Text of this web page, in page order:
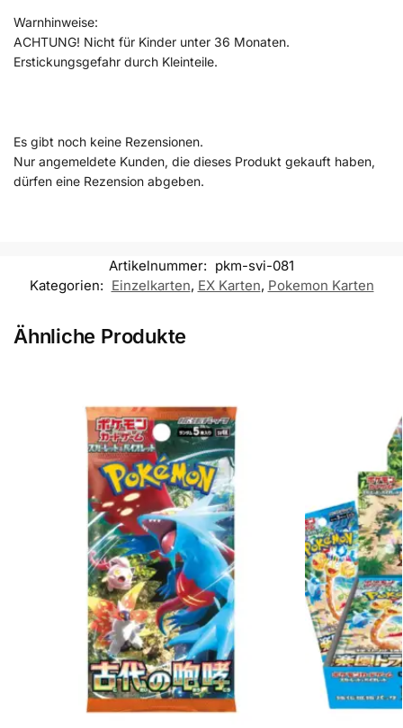
Warnhinweise:
ACHTUNG! Nicht für Kinder unter 36 Monaten.
Erstickungsgefahr durch Kleinteile.
Es gibt noch keine Rezensionen.
Nur angemeldete Kunden, die dieses Produkt gekauft haben,
dürfen eine Rezension abgeben.
Artikelnummer: pkm-svi-081
Kategorien: Einzelkarten, EX Karten, Pokemon Karten
Ähnliche Produkte